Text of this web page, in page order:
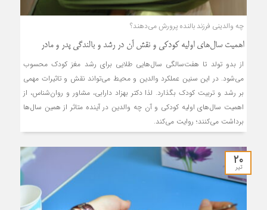
چه والدینی فرزند بالنده پرورش می‌دهند؟
اهمیت سال‌های اولیه کودکی و نقش آن در رشد و بالندگی پدر و مادر
از بدو تولد تا هفت‌سالگی سال‌هایی طلایی برای رشد مغز کودک محسوب
می‌شود. در این سنین عملکرد والدین و محیط می‌تواند نقش و تاثیرات مهمی
بر رشد و تربیت کودک بگذارد. لذا دکتر بهزاد دارابی، مشاور و روان‌شناس، از
اهمیت سال‌های اولیه کودکی و آن چه والدین در آینده متاثر از همین سال‌ها
برداشت می‌کنند؛ روایت می‌کند.
۲۰
تیر